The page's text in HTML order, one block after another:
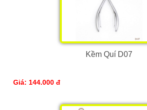
Kềm Quí D07
Giá: 144.000 đ